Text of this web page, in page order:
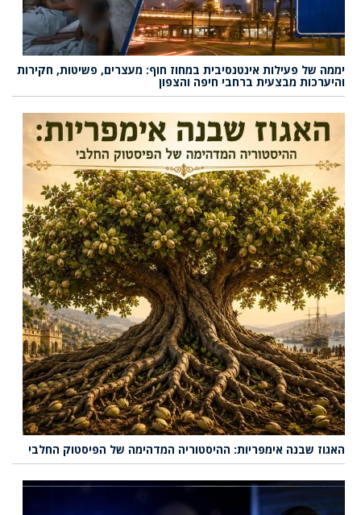
יממה של פעילות אינטנסיבית במחוז חוף: מעצרים, פשיטות, חקירות
והיערכות מבצעית ברחבי חיפה והצפון
האגוז שבנה אימפריות: ההיסטוריה המדהימה של הפיסטוק החלבי